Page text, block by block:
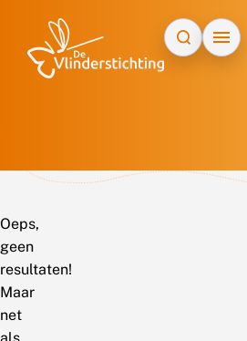
Oeps,
geen
resultaten!
Maar
net
als